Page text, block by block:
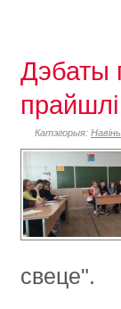
Дэбаты
Катэгорыя:
свеце".